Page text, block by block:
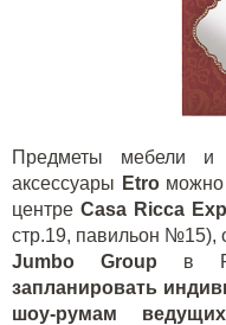
Предметы мебели и
аксессуары Etro можно
центре Casa Ricca
стр.19, павильон №15),
Jumbo
Group в
запланировать
шоу-румам